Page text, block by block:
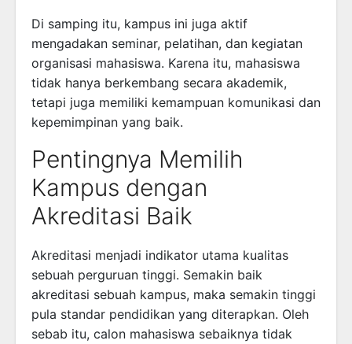
Di samping itu, kampus ini juga aktif
mengadakan seminar, pelatihan, dan kegiatan
organisasi mahasiswa. Karena itu, mahasiswa
tidak hanya berkembang secara akademik,
tetapi juga memiliki kemampuan komunikasi dan
kepemimpinan yang baik.
Pentingnya Memilih
Kampus dengan
Akreditasi Baik
Akreditasi menjadi indikator utama kualitas
sebuah perguruan tinggi. Semakin baik
akreditasi sebuah kampus, maka semakin tinggi
pula standar pendidikan yang diterapkan. Oleh
sebab itu, calon mahasiswa sebaiknya tidak